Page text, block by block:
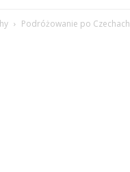
Podróżowanie po Czechach